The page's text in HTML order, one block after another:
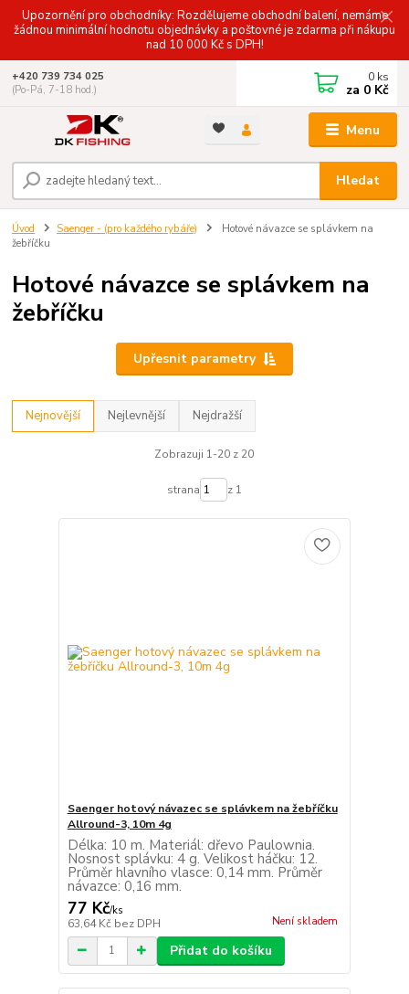
Upozornění pro obchodníky: Rozdělujeme obchodní balení, nemáme
žádnou minimální hodnotu objednávky a poštovné je zdarma při nákupu
nad 10 000 Kč s DPH!
Menu
Hledat
+420 739 734 025
(Po-Pá, 7-18 hod.)
0 ks
za 0 Kč
Úvod Saenger - (pro každého rybáře)
Hotové návazce se splávkem na
žebříčku
Hotové návazce se splávkem na
žebříčku
Upřesnit parametry
Nejnovější Nejlevnější Nejdražší
Zobrazuji 1-20 z 20
strana z 1
Saenger hotový návazec se splávkem na žebříčku
Allround-3, 10m 4g
Délka: 10 m. Materiál: dřevo Paulownia.
Nosnost splávku: 4 g. Velikost háčku: 12.
Průměr hlavního vlasce: 0,14 mm. Průměr
návazce: 0,16 mm.
77 Kč/ks
63,64 Kč bez DPH Není skladem
Přidat do košíku